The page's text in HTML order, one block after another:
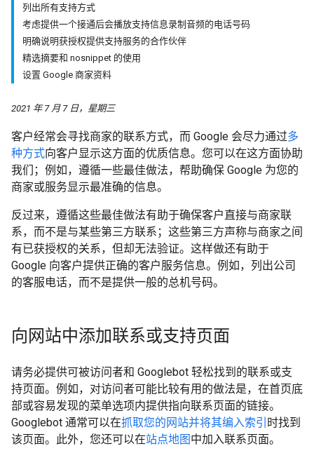
列出所有支持方式
考虑提供一个接通后会播放支持信息录制音频的电话号码
明确说明获授权提供支持服务的合作伙伴
精选摘要和 nosnippet 的使用
设置 Google 商家资料
2021 年 7 月 7 日，星期三
客户经常会寻找商家的联系方式，而 Google 会尽力通过多
种方式向客户显示这方面的优质信息。您可以在这方面协助
我们；例如，遵循一些最佳做法，帮助确保 Google 为您的
商家或服务显示最准确的信息。
反过来，遵循这些最佳做法有助于确保客户直接与商家联
系，而不是与某些第三方联系；这些第三方声称与商家之间
有已获授权的关系，但却无法验证。这样做还有助于
Google 向客户提供正确的客户服务信息。例如，列出公司
的客服电话，而不是提供一般的总机号码。
向网站中添加联系或支持页面
请务必提供可被访问者和 Googlebot 轻松找到的联系或支
持页面。例如，对访问者可能比较有用的做法是，在首页底
部或容易发现的菜单选项内提供指向联系页面的链接。
Googlebot 通常可以在抓取您的网站并将其编入索引 时找到
该页面。此外，您还可以在站点地图中加入联系页面。